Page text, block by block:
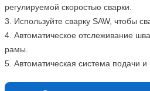
регулируемой скоростью сварки.
3. Используйте сварку SAW, чтобы
4. Автоматическое отслеживание
рамы.
5. Автоматическая система подачи